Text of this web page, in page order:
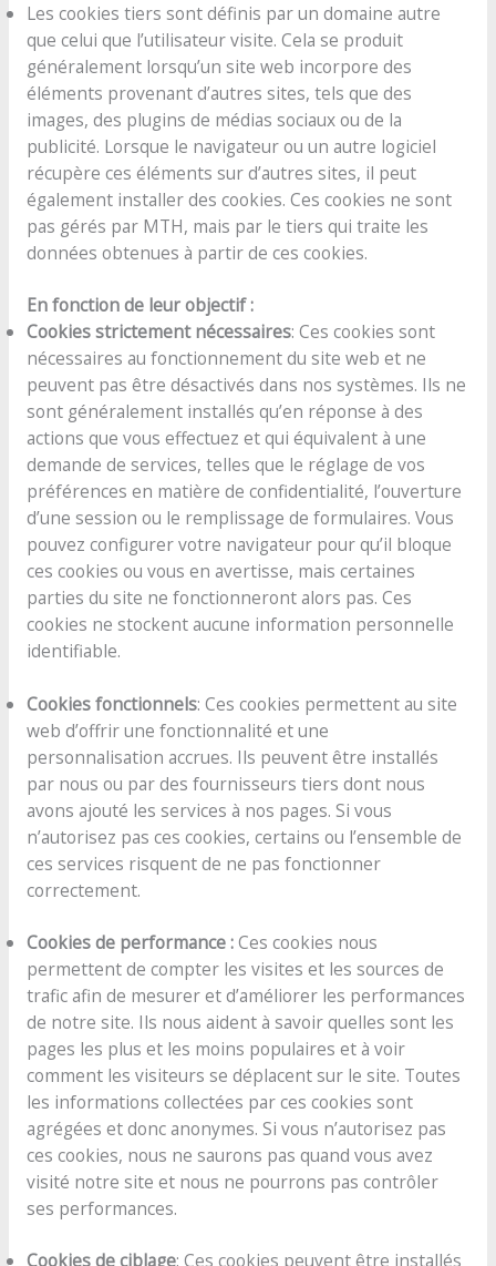
Les cookies tiers sont définis par un domaine autre
que celui que l’utilisateur visite. Cela se produit
généralement lorsqu’un site web incorpore des
éléments provenant d’autres sites, tels que des
images, des plugins de médias sociaux ou de la
publicité. Lorsque le navigateur ou un autre logiciel
récupère ces éléments sur d’autres sites, il peut
également installer des cookies. Ces cookies ne sont
pas gérés par MTH, mais par le tiers qui traite les
données obtenues à partir de ces cookies.
En fonction de leur objectif :
Cookies strictement nécessaires: Ces cookies sont
nécessaires au fonctionnement du site web et ne
peuvent pas être désactivés dans nos systèmes. Ils ne
sont généralement installés qu’en réponse à des
actions que vous effectuez et qui équivalent à une
demande de services, telles que le réglage de vos
préférences en matière de confidentialité, l’ouverture
d’une session ou le remplissage de formulaires. Vous
pouvez configurer votre navigateur pour qu’il bloque
ces cookies ou vous en avertisse, mais certaines
parties du site ne fonctionneront alors pas. Ces
cookies ne stockent aucune information personnelle
identifiable.
Cookies fonctionnels: Ces cookies permettent au site
web d’offrir une fonctionnalité et une
personnalisation accrues. Ils peuvent être installés
par nous ou par des fournisseurs tiers dont nous
avons ajouté les services à nos pages. Si vous
n’autorisez pas ces cookies, certains ou l’ensemble de
ces services risquent de ne pas fonctionner
correctement.
Cookies de performance :Ces cookies nous
permettent de compter les visites et les sources de
trafic afin de mesurer et d’améliorer les performances
de notre site. Ils nous aident à savoir quelles sont les
pages les plus et les moins populaires et à voir
comment les visiteurs se déplacent sur le site. Toutes
les informations collectées par ces cookies sont
agrégées et donc anonymes. Si vous n’autorisez pas
ces cookies, nous ne saurons pas quand vous avez
visité notre site et nous ne pourrons pas contrôler
ses performances.
Cookies de ciblage: Ces cookies peuvent être installés